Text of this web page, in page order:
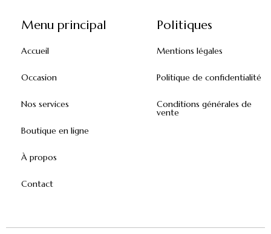
Menu principal
Accueil
Occasion
Nos services
Boutique en ligne
À propos
Contact
Politiques
Mentions légales
Politique de confidentialité
Conditions générales de
vente